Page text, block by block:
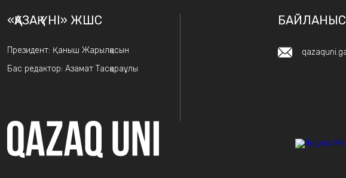
«ҚАЗАҚ ҮНІ» ЖШС
Президент: Қаныш Жарылқасын
Бас редактор: Азамат Тасқараұлы
БАЙЛАНЫС